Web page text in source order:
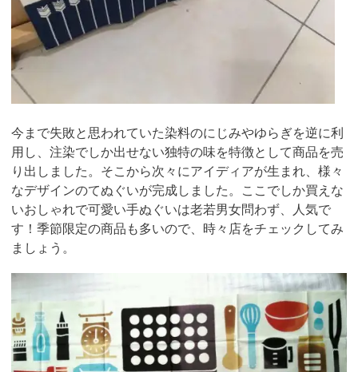
今まで失敗と思われていた染料のにじみやゆらぎを逆に利
用し、注染でしか出せない独特の味を特徴として商品を売
り出しました。そこから次々にアイディアが生まれ、様々
なデザインのてぬぐいが完成しました。ここでしか買えな
いおしゃれで可愛い手ぬぐいは老若男女問わず、人気で
す！季節限定の商品も多いので、時々店をチェックしてみ
ましょう。